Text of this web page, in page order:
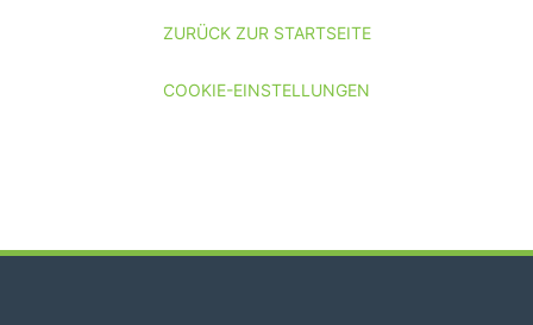
ZURÜCK ZUR STARTSEITE
COOKIE-EINSTELLUNGEN